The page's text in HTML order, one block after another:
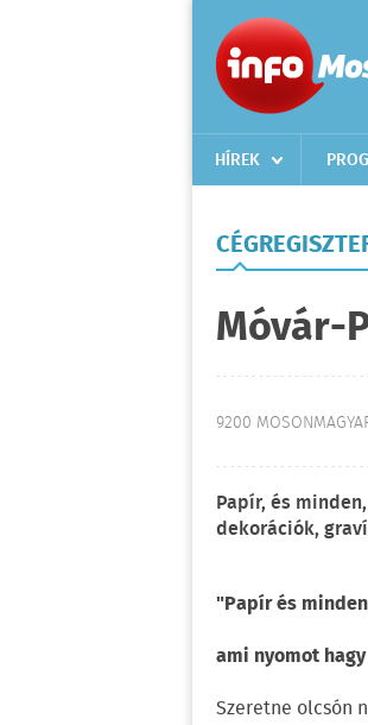
HÍREK
Móvár-
9200
Papír, és
dekorációk,
"Papír és
ami nyomot
Szeretne olcsón